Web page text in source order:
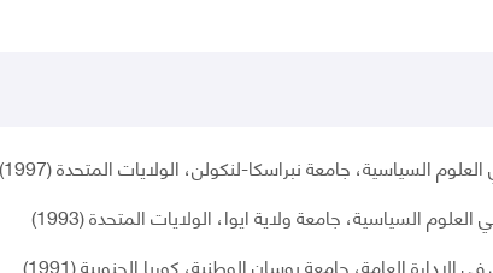
السياسية، جامعة نبراسكا-لنكولن، الولايات المتحدة (1997)
السياسية، جامعة ولاية ايوا، الولايات المتحدة (1993)
الإدارة العامة، جامعة بوسان الوطنية، كوريا الجنوبية (1991)